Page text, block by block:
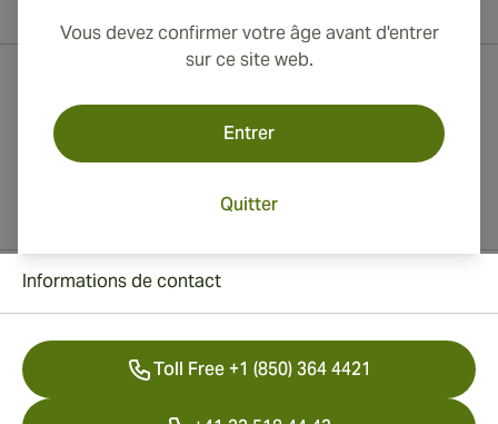
Vous devez confirmer votre âge avant d'entrer
sur ce site web.
Entrer
Quitter
Informations de contact
Toll Free +1 (850) 364 4421